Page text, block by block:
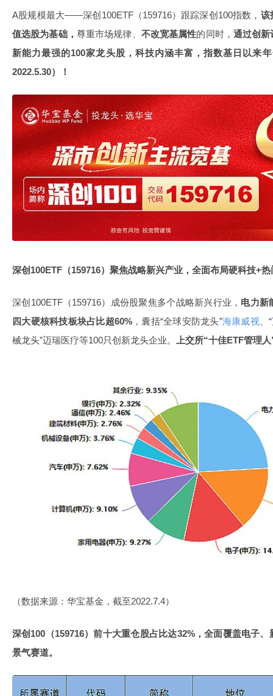
A股规模最大——深创100ETF（159716）跟踪深创100指数， 该
值选股为基础， 尊重市场规律、 不改宽基属性的同时， 通过创新
新能力最强的100家龙头股，科技内涵丰富，指数基日以来
2022.5.30）！
深创 100ETF （159716）聚焦战略新兴产业，全面布局硬科技+热
深创100ETF（159716）成份股聚焦多个战略新兴行业， 电力新
四大硬核科技板块占比超60%，囊括“全球安防龙头”海康威视、
械龙头”迈瑞医疗等100只创新龙头企业。
上交所“十佳ETF管理人
（数据来源：华宝基金，截至2022.7.4）
深创 100 （159716）前十大重仓股占比达32%，全面覆盖电子、
景气赛道。